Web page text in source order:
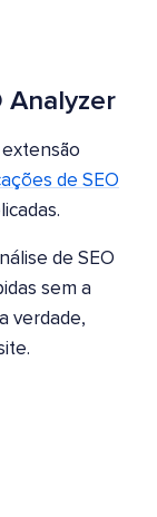
Analyzer
de SEO
de SEO
sem a
verdade,